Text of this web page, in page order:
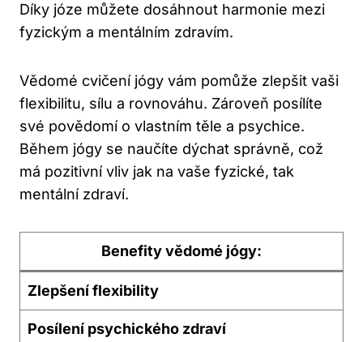
Díky józe můžete dosáhnout harmonie mezi
fyzickým a mentálním zdravím.
Vědomé cvičení jógy vám pomůže zlepšit vaši
flexibilitu, sílu a rovnováhu. Zároveň posílíte
své povědomí o vlastním těle a psychice.
Během jógy se naučíte dýchat správně, což
má pozitivní vliv jak na vaše fyzické, tak
mentální zdraví.
Benefity vědomé jógy:
Zlepšení flexibility
Posílení psychického zdraví